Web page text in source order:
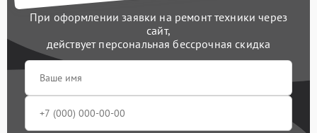
При оформлении заявки на ремонт техники через
сайт,
действует персональная бессрочная скидка